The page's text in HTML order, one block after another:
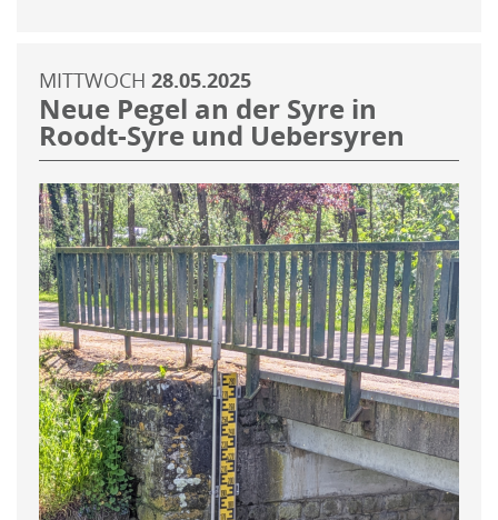
MITTWOCH 28.05.2025
Neue Pegel an der Syre in
Roodt-Syre und Uebersyren